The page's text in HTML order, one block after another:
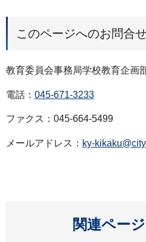
このページへのお問合せ
教育委員会事務局学校教育企画
電話： 045-671-3233
ファクス：045-664-5499
メールアドレス： ky-
関連ペー